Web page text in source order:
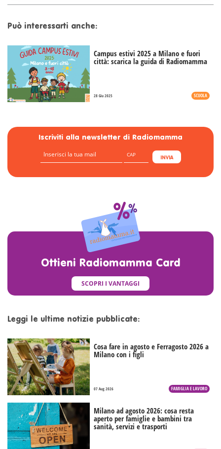
Può interessarti anche:
Campus estivi 2025 a Milano e fuori
città: scarica la guida di Radiomamma
28 Giu 2025 SCUOLA
Iscriviti alla newsletter di Radiomamma
INVIA
Ottieni Radiomamma Card
SCOPRI I VANTAGGI
Leggi le ultime notizie pubblicate:
Cosa fare in agosto e Ferragosto 2026 a
Milano con i figli
07 Aug 2026 FAMIGLIA E LAVORO
Milano ad agosto 2026: cosa resta
aperto per famiglie e bambini tra
sanità, servizi e trasporti